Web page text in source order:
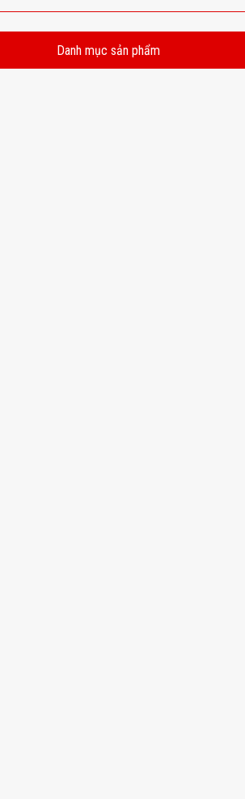
Danh mục sản phẩm